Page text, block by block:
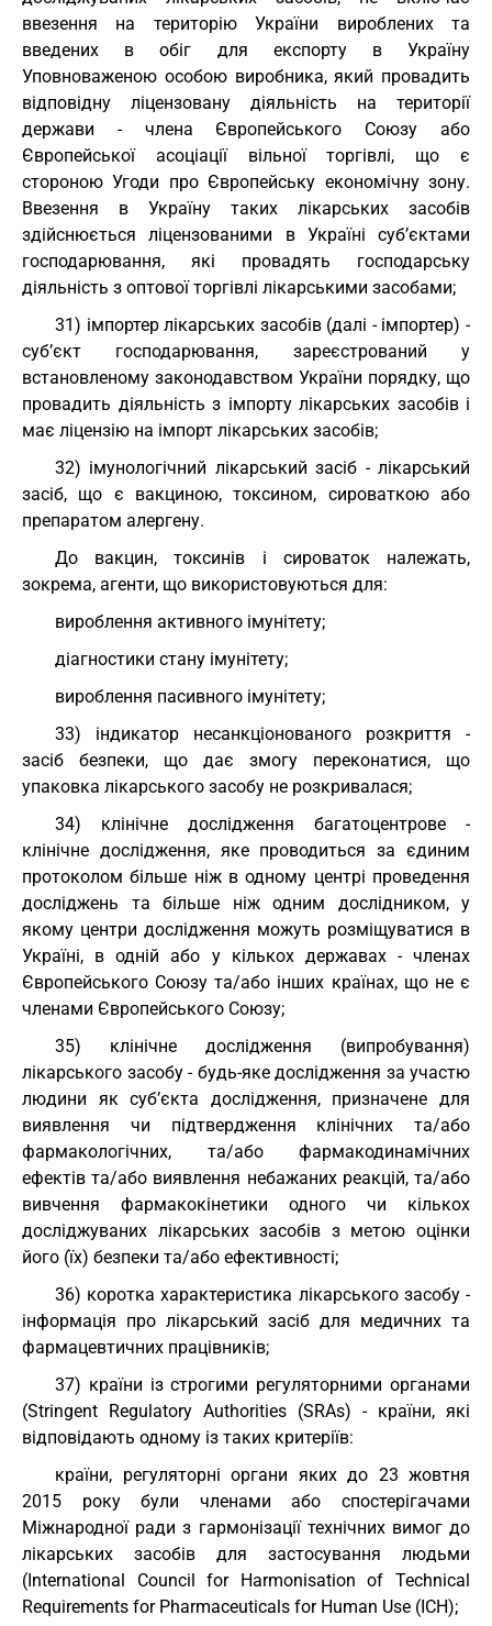
ввезення на територію України вироблених та
введених в обіг для експорту в Україну
Уповноваженою особою виробника, який провадить
відповідну ліцензовану діяльність на території
держави - члена Європейського Союзу або
Європейської асоціації вільної торгівлі, що є
стороною Угоди про Європейську економічну зону.
Ввезення в Україну таких лікарських засобів
здійснюється ліцензованими в Україні суб’єктами
господарювання, які провадять господарську
діяльність з оптової торгівлі лікарськими засобами;
31) імпортер лікарських засобів (далі - імпортер) -
суб’єкт господарювання, зареєстрований у
встановленому законодавством України порядку, що
провадить діяльність з імпорту лікарських засобів і
має ліцензію на імпорт лікарських засобів;
32) імунологічний лікарський засіб - лікарський
засіб, що є вакциною, токсином, сироваткою або
препаратом алергену.
До вакцин, токсинів і сироваток належать,
зокрема, агенти, що використовуються для:
вироблення активного імунітету;
діагностики стану імунітету;
вироблення пасивного імунітету;
33) індикатор несанкціонованого розкриття -
засіб безпеки, що дає змогу переконатися, що
упаковка лікарського засобу не розкривалася;
34) клінічне дослідження багатоцентрове -
клінічне дослідження, яке проводиться за єдиним
протоколом більше ніж в одному центрі проведення
досліджень та більше ніж одним дослідником, у
якому центри дослідження можуть розміщуватися в
Україні, в одній або у кількох державах - членах
Європейського Союзу та/або інших країнах, що не є
членами Європейського Союзу;
35) клінічне дослідження (випробування)
лікарського засобу - будь-яке дослідження за участю
людини як суб’єкта дослідження, призначене для
виявлення чи підтвердження клінічних та/або
фармакологічних, та/або фармакодинамічних
ефектів та/або виявлення небажаних реакцій, та/або
вивчення фармакокінетики одного чи кількох
досліджуваних лікарських засобів з метою оцінки
його (їх) безпеки та/або ефективності;
36) коротка характеристика лікарського засобу -
інформація про лікарський засіб для медичних та
фармацевтичних працівників;
37) країни із строгими регуляторними органами
(Stringent Regulatory Authorities (SRAs) - країни, які
відповідають одному із таких критеріїв:
країни, регуляторні органи яких до 23 жовтня
2015 року були членами або спостерігачами
Міжнародної ради з гармонізації технічних вимог до
лікарських засобів для застосування людьми
(International Council for Harmonisation of Technical
Requirements for Pharmaceuticals for Human Use (ICH);